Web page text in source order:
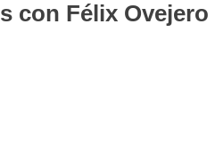
con Félix Ovejero